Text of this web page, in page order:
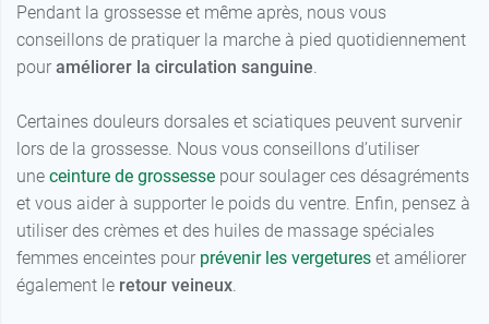
5 - Normal -
Beige naturel
29,99 €
5 - Long -
Pendant la grossesse et même après, nous vous
conseillons de pratiquer la marche à pied quotidiennement
pour améliorer la circulation sanguine
Certaines douleurs dorsales et sciatiques peuvent survenir
lors de la grossesse. Nous vous conseillons d’utiliser
une ceinture de grossesse pour soulager ces désagréments
et vous aider à supporter le poids du ventre. Enfin, pensez à
utiliser des crèmes et des huiles de massage spéciales
femmes enceintes pour prévenir les vergetures et améliorer
également le retour veineux